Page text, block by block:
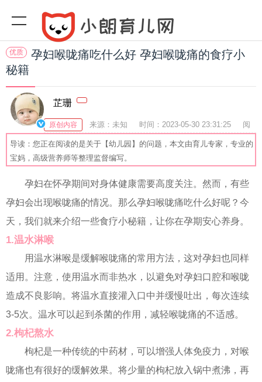
优质
孕妇喉咙痛吃什么好 孕妇喉咙痛的食疗小
秘籍
芷珊
原创内容 来源：未知 时间：2023-05-30 23:31:25 阅
读() 收藏：51 分享：74 爆
导读：您正在阅读的是关于【幼儿园】的问题，本文由育儿专家，专业的
宝妈，高级营养师等整理监督编写。
孕妇在怀孕期间对身体健康需要高度关注。然而，有些
孕妇会出现喉咙痛的情况。那么孕妇喉咙痛吃什么好呢？今
天，我们就来介绍一些食疗小秘籍，让你在孕期安心养身。
1.温水淋喉
用温水淋喉是缓解喉咙痛的常用方法，这对孕妇也同样
适用。注意，使用温水而非热水，以避免对孕妇口腔和喉咙
造成不良影响。将温水直接灌入口中并缓慢吐出，每次连续
3-5次。温水可以起到杀菌的作用，减轻喉咙痛的不适感。
2.枸杞熬水
枸杞是一种传统的中药材，可以增强人体免疫力，对喉
咙痛也有很好的缓解效果。将少量的枸杞放入锅中煮沸，再